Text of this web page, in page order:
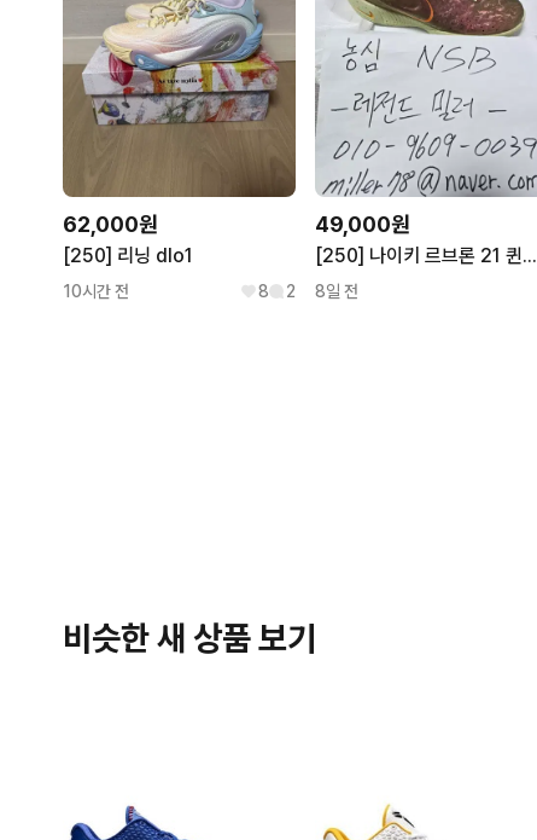
62,000원
[250] 리닝 dlo1
10시간 전 8 2
49,000원
[250] 나이키 르브론 21 퀸콘치
8일 전
비슷한 새 상품 보기